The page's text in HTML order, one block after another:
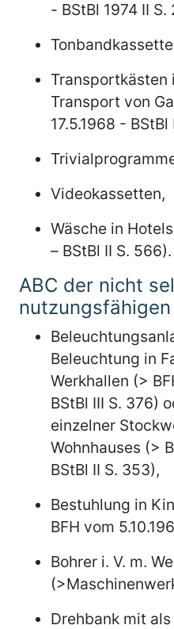
- BStBl 1974 II S.
Transportkästen
Transport von
17.5.1968 -
Videokassetten,
Wäsche in
– BStBl II S. 566).
ABC der nicht
Beleuchtung in
Werkhallen (>
BStBl III S. 376)
einzelner
Wohnhauses (>
BStBl II S. 353),
Bestuhlung in
BFH vom
Bohrer i. V. m.
Drehbank mit